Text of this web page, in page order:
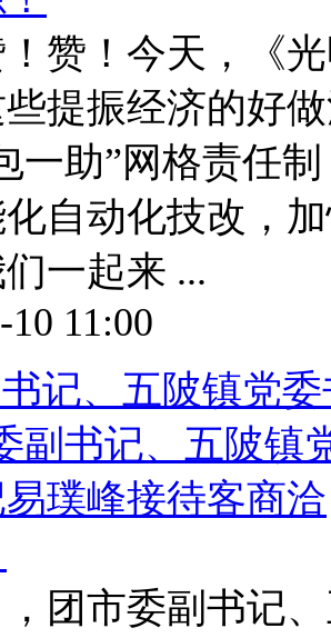
赞！今天，《
些提振经济的好
一助”网格责任
自动化技改，
一起来 ...
10 11:00
记、五陂镇党
团市委副书记